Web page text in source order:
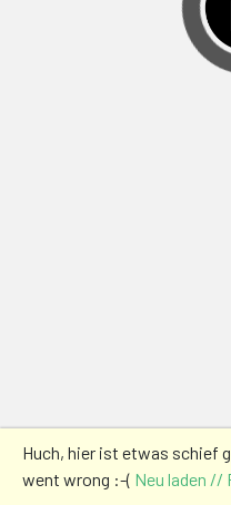
Huch, hier ist etwas schief
went wrong :-( Neu laden //